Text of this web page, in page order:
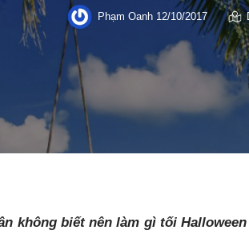
Phạm Oanh12/10/2017
không biết nên làm gì tối